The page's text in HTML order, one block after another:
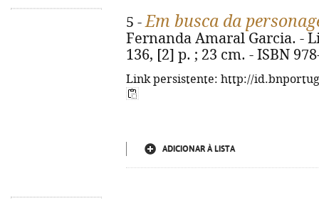
5 -Em busca da
Fernanda Amaral Garcia. -
136, [2] p. ; 23 cm. - ISBN
Link persistente: http://
ADICIONAR À LISTA